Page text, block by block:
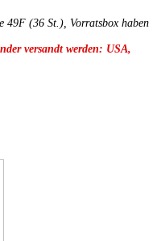
49F (36 St.), Vorratsbox haben
versandt werden: USA,